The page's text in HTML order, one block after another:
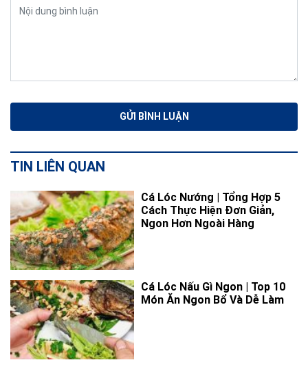
TIN LIÊN QUAN
Cá Lóc Nướng | Tổng Hợp 5
Cách Thực Hiện Đơn Giản,
Ngon Hơn Ngoài Hàng
Cá Lóc Nấu Gì Ngon | Top 10
Món Ăn Ngon Bổ Và Dễ Làm